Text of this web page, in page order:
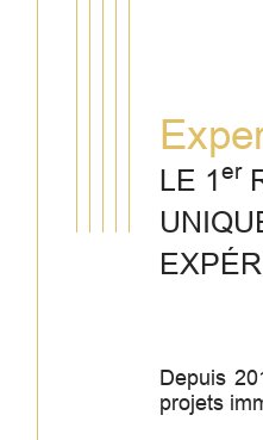
LE 1er
Depuis
projets